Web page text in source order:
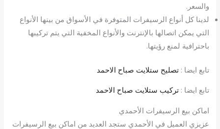
والسعر.
لدينا كل أنواع الرسيفرات المتوفرة في الأسواق من بينها الأنواع
التي يمكن اتصالها بالإنترنت والأنواع المخفية التي يتم تركيبها
باحترافية لمنع رؤيتها.
تابع ايضا :تصليح ستلايت صباح الاحمد
تابع ايضا :تركيب ستلايت صباح الاحمد
اماكن بيع الرسيفرات الأحمدي
عزيزي العميل في الأحمدي ستجد العديد من اماكن بيع الرسيفرات